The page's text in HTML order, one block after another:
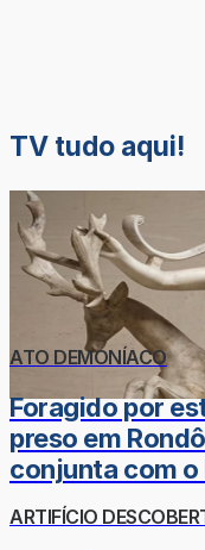
TV tudo aqui!
ATO DEMONÍACO
Foragido por
preso em
conjunta com o
ARTIFÍCIO